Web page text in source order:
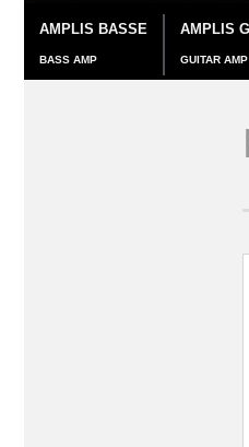
AMPLIS BASSE
BASS AMP
AMPLIS
GUITAR AMP